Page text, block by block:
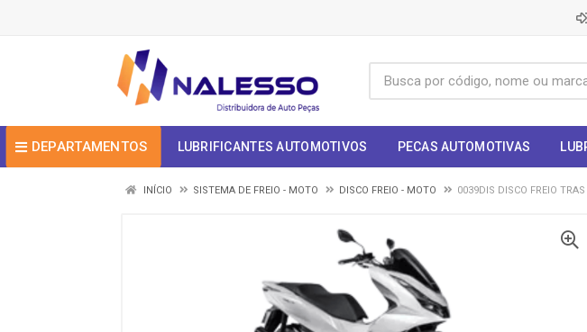
DEPARTAMENTOS LUBRIFICANTES AUTOMOTIVOS PECAS AUTOMOTIVAS
INÍCIO SISTEMA DE FREIO - MOTO DISCO FREIO - MOTO 0039DIS DISCO FREIO